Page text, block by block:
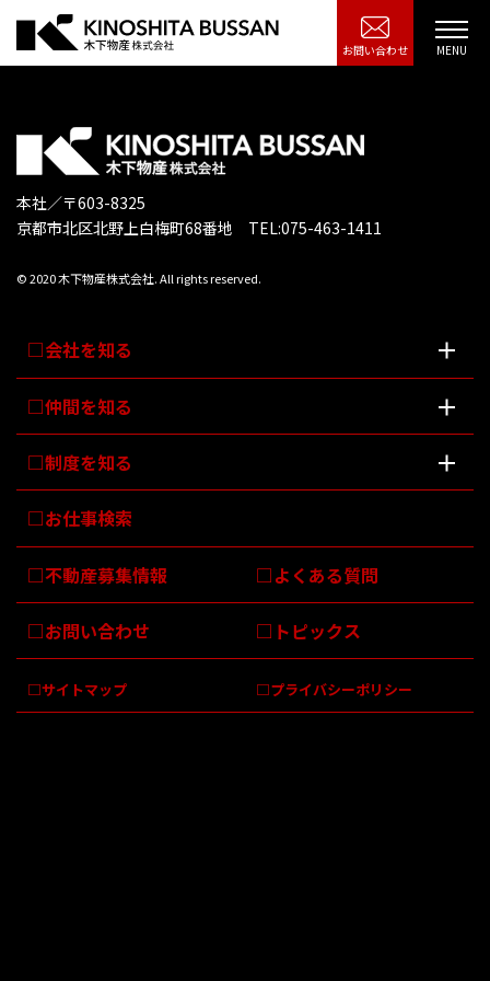
お問い合わせ
本社／〒603-8325
京都市北区北野上白梅町68番地 TEL:075-463-1411
© 2020 木下物産株式会社. All rights reserved.
会社を知る
仲間を知る
制度を知る
お仕事検索
不動産募集情報 よくある質問
お問い合わせ トピックス
サイトマップ プライバシーポリシー